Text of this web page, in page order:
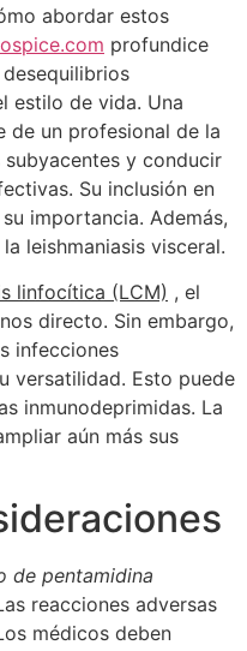
abordar estos
profundice
estilo de vida. Una
de un profesional de la
subyacentes y conducir
Su inclusión en
importancia. Además,
leishmaniasis visceral.
linfocítica (LCM) , el
directo. Sin embargo,
infecciones
versatilidad. Esto puede
inmunodeprimidas. La
aún más sus
de pentamidina
reacciones adversas
médicos deben